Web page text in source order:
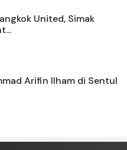
United, Simak
Arifin Ilham di Sentul